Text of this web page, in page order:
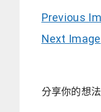
Previous
Next Image
分享你的想法